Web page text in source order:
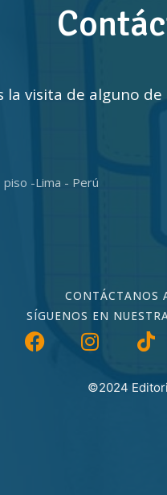
la visita de alguno
-Lima - Perú
CONTÁCTANOS
SÍGUENOS EN
©2024